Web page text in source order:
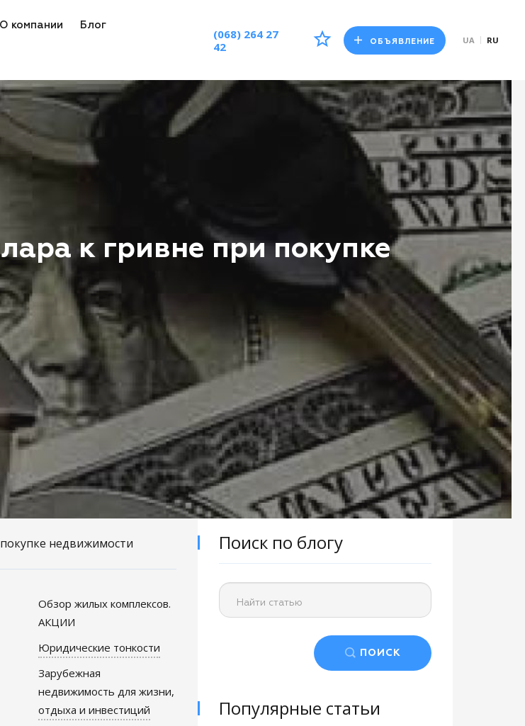
О компании Блог
(068) 264 27
42
ОБЪЯВЛЕНИЕ UA RU
к гривне при покупке
недвижимости
Обзор жилых комплексов.
АКЦИИ
Юридические тонкости
Зарубежная
недвижимость для жизни,
отдыха и инвестиций
Поиск по блогу
Найти статью
ПОИСК
Популярные статьи